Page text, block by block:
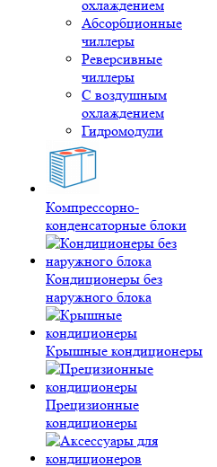
охлаждением
Абсорбционные
чиллеры
Реверсивные
чиллеры
С воздушным
охлаждением
Гидромодули
Компрессорно-
конденсаторные блоки
Кондиционеры без
наружного блока
Крышные кондиционеры
Прецизионные
кондиционеры